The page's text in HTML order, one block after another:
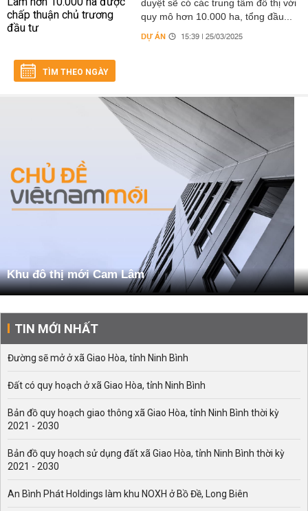
duyệt sẽ có các trung tâm đô thị với
quy mô hơn 10.000 ha, tổng đầu...
DỰ ÁN 15:39 | 25/03/2025
TÌM THEO NGÀY
Khu đô thị mới Cam Lâm
TIN MỚI NHẤT
Đường sẽ mở ở xã Giao Hòa, tỉnh Ninh Bình
Đất có quy hoạch ở xã Giao Hòa, tỉnh Ninh Bình
Bản đồ quy hoạch giao thông xã Giao Hòa, tỉnh Ninh Bình thời kỳ
2021 - 2030
Bản đồ quy hoạch sử dụng đất xã Giao Hòa, tỉnh Ninh Bình thời kỳ
2021 - 2030
An Bình Phát Holdings làm khu NOXH ở Bồ Đề, Long Biên